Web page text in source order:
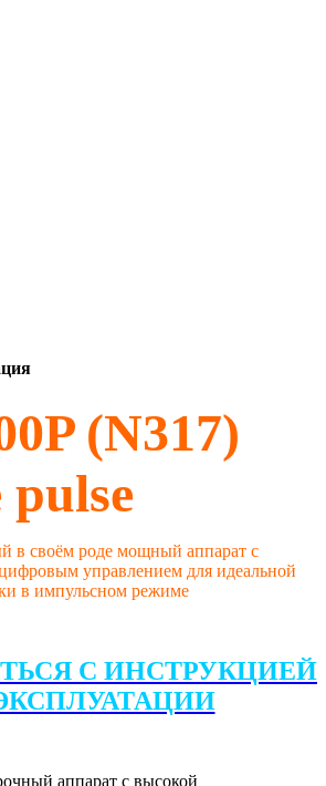
(N317)
в своём роде мощный аппарат с
управлением для идеальной
в импульсном режиме
С ИНСТРУКЦИЕЙ
аппарат с высокой